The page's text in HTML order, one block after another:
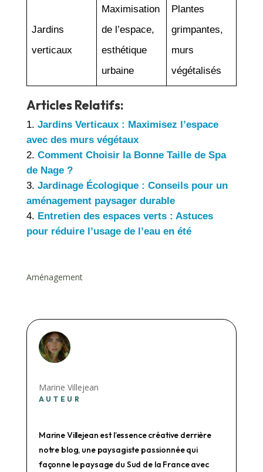
Jardins
verticaux
Maximisation
de l’espace,
esthétique
urbaine
Plantes
grimpantes,
murs
végétalisés
Articles Relatifs:
Jardins Verticaux : Maximisez l’espace
avec des murs végétaux
Comment Choisir la Bonne Taille de Spa
de Nage ?
Jardinage Écologique : Conseils pour un
aménagement paysager durable
Entretien des espaces verts : Astuces
pour réduire l’usage de l’eau en été
Aménagement
Marine Villejean
AUTEUR
Marine Villejean est l’essence créative derrière
notre blog, une paysagiste passionnée qui
façonne le paysage du Sud de la France avec